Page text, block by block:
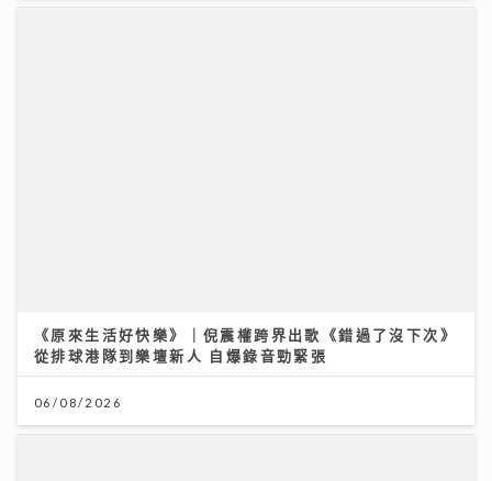
《原來生活好快樂》｜倪震權跨界出歌《錯過了沒下次》
從排球港隊到樂壇新人 自爆錄音勁緊張
06/08/2026